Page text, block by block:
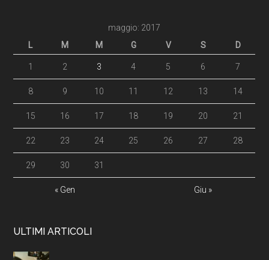
maggio: 2017
L
M M G V S D
« Gen Giu »
1 2 3 4 5 6 7
8 9 10 11 12 13 14
15 16 17 18 19 20 21
22 23 24 25 26 27 28
29 30 31
ULTIMI ARTICOLI